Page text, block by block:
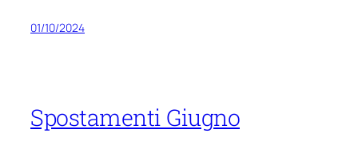
01/10/2024
Spostamenti Giugno